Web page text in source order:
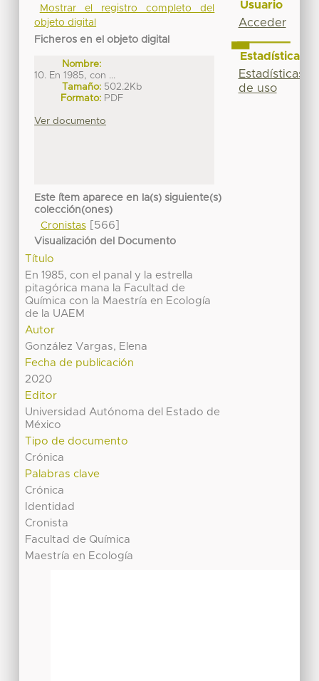
Mostrar el registro completo del
objeto digital
Ficheros en el objeto digital
Nombre:
10. En 1985, con ...
Tamaño: 502.2Kb
Formato: PDF
Ver documento
Este ítem aparece en la(s) siguiente(s)
colección(ones)
Cronistas[566]
Visualización del Documento
Título
En 1985, con el panal y la estrella
pitagórica mana la Facultad de
Química con la Maestría en Ecología
de la UAEM
Autor
González Vargas, Elena
Fecha de publicación
2020
Editor
Universidad Autónoma del Estado de
México
Tipo de documento
Crónica
Palabras clave
Crónica
Identidad
Cronista
Facultad de Química
Maestría en Ecología
Usuario
Acceder
Estadísticas
Estadísticas
de uso